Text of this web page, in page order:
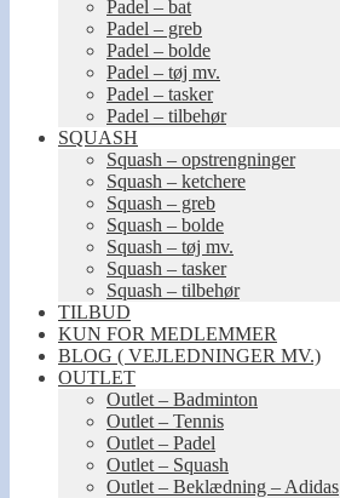
Padel – bat
Padel – greb
Padel – bolde
Padel – tøj mv.
Padel – tasker
Padel – tilbehør
SQUASH
Squash – opstrengninger
Squash – ketchere
Squash – greb
Squash – bolde
Squash – tøj mv.
Squash – tasker
Squash – tilbehør
TILBUD
KUN FOR MEDLEMMER
BLOG ( VEJLEDNINGER MV.)
OUTLET
Outlet – Badminton
Outlet – Tennis
Outlet – Padel
Outlet – Squash
Outlet – Beklædning – Adidas